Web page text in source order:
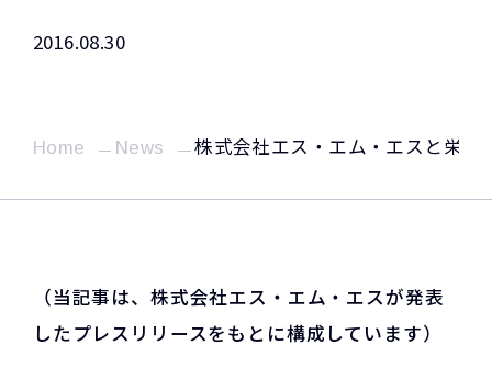
2016.08.30
Home News 株式会社エス・エム・エスと栄養
（当記事は、株式会社エス・エム・エスが発表
したプレスリリースをもとに構成しています）